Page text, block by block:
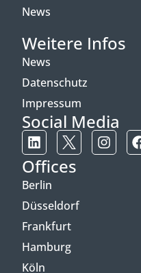
News
Weitere Infos
News
Datenschutz
Impressum
Social Media
Offices
Berlin
Düsseldorf
Frankfurt
Hamburg
Köln